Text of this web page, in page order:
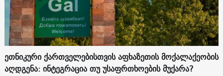
ეთნიკური ქართველებისთვის აფხაზეთის მოქალაქეობის
აღდგენა: ინტეგრაცია თუ უსაფრთხოების მუქარა?